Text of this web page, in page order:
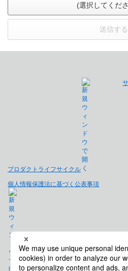
(選択してくだ
送信する
プロダクトライフサイクル
個人情報保護法に基づく公表事項